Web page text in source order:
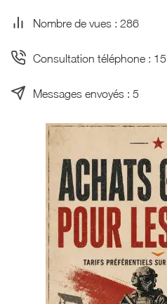
Nombre de vues : 286
Consultation téléphone : 15
Messages envoyés : 5